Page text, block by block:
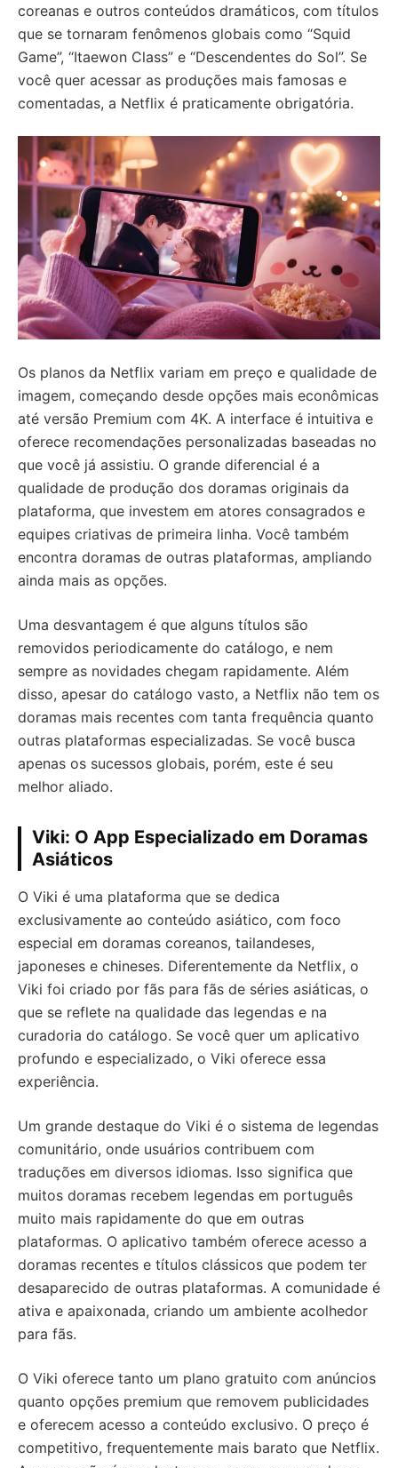
coreanas e outros conteúdos dramáticos, com títulos
que se tornaram fenômenos globais como “Squid
Game”, “Itaewon Class” e “Descendentes do Sol”. Se
você quer acessar as produções mais famosas e
comentadas, a Netflix é praticamente obrigatória.
Os planos da Netflix variam em preço e qualidade de
imagem, começando desde opções mais econômicas
até versão Premium com 4K. A interface é intuitiva e
oferece recomendações personalizadas baseadas no
que você já assistiu. O grande diferencial é a
qualidade de produção dos doramas originais da
plataforma, que investem em atores consagrados e
equipes criativas de primeira linha. Você também
encontra doramas de outras plataformas, ampliando
ainda mais as opções.
Uma desvantagem é que alguns títulos são
removidos periodicamente do catálogo, e nem
sempre as novidades chegam rapidamente. Além
disso, apesar do catálogo vasto, a Netflix não tem os
doramas mais recentes com tanta frequência quanto
outras plataformas especializadas. Se você busca
apenas os sucessos globais, porém, este é seu
melhor aliado.
Viki: O App Especializado em Doramas
Asiáticos
O Viki é uma plataforma que se dedica
exclusivamente ao conteúdo asiático, com foco
especial em doramas coreanos, tailandeses,
japoneses e chineses. Diferentemente da Netflix, o
Viki foi criado por fãs para fãs de séries asiáticas, o
que se reflete na qualidade das legendas e na
curadoria do catálogo. Se você quer um aplicativo
profundo e especializado, o Viki oferece essa
experiência.
Um grande destaque do Viki é o sistema de legendas
comunitário, onde usuários contribuem com
traduções em diversos idiomas. Isso significa que
muitos doramas recebem legendas em português
muito mais rapidamente do que em outras
plataformas. O aplicativo também oferece acesso a
doramas recentes e títulos clássicos que podem ter
desaparecido de outras plataformas. A comunidade é
ativa e apaixonada, criando um ambiente acolhedor
para fãs.
O Viki oferece tanto um plano gratuito com anúncios
quanto opções premium que removem publicidades
e oferecem acesso a conteúdo exclusivo. O preço é
competitivo, frequentemente mais barato que Netflix.